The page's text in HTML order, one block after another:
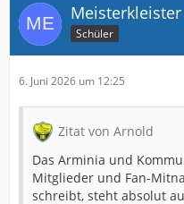
Meisterkleister
Schüler
6. Juni 2026 um 12:25
Zitat von Arnold
Das Arminia und
Mitglieder und Fan-
schreibt, steht absolut